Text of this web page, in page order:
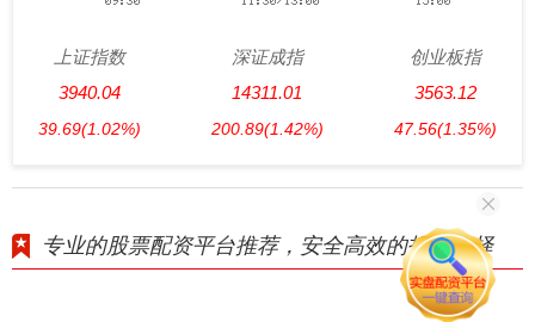
上证指数
3940.04
39.69(1.02%)
深证成指
14311.01
200.89(1.42%)
创业板指
3563.12
47.56(1.35%)
专业的股票配资平台推荐，安全高效的投资选择